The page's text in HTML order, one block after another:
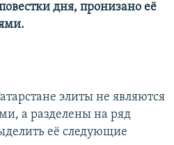
дня, пронизано её
элиты не являются
а разделены на ряд
её следующие